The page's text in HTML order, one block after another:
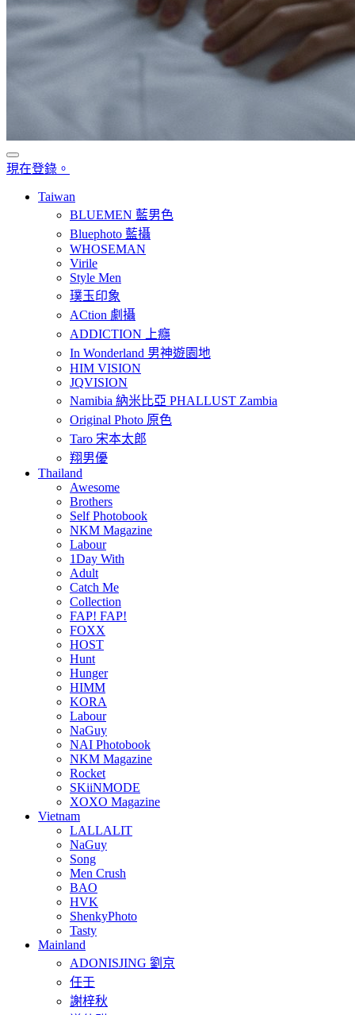
現在登錄。
Taiwan
BLUEMEN 藍男色
Bluephoto 藍攝
WHOSEMAN
Virile
Style Men
璞玉印象
ACtion 劇攝
ADDICTION 上癮
In Wonderland 男神遊園地
HIM VISION
JQVISION
Namibia 納米比亞 PHALLUST Zambia
Original Photo 原色
Taro 宋本太郎
翔男優
Thailand
Awesome
Brothers
Self Photobook
NKM Magazine
Labour
1Day With
Adult
Catch Me
Collection
FAP! FAP!
FOXX
HOST
Hunt
Hunger
HIMM
KORA
Labour
NaGuy
NAI Photobook
NKM Magazine
Rocket
SKiiNMODE
XOXO Magazine
Vietnam
LALLALIT
NaGuy
Song
Men Crush
BAO
HVK
ShenkyPhoto
Tasty
Mainland
ADONISJING 劉京
任壬
謝梓秋